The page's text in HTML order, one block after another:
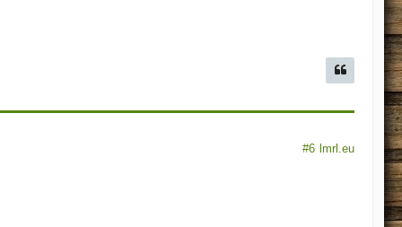
#6 lmrl.eu